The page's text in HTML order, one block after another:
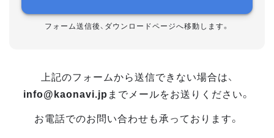
フォーム送信後、ダウンロードページへ移動します。
上記のフォームから送信できない場合は、
info@kaonavi.jp までメールをお送りください。
お電話でのお問い合わせも承っております。